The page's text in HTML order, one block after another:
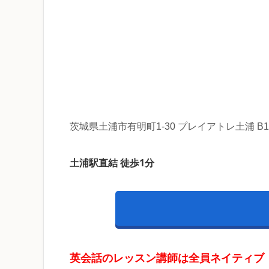
茨城県土浦市有明町1-30 プレイアトレ土浦
土浦駅直結 徒歩1分
英会話のレッスン講師は全員ネイティブ